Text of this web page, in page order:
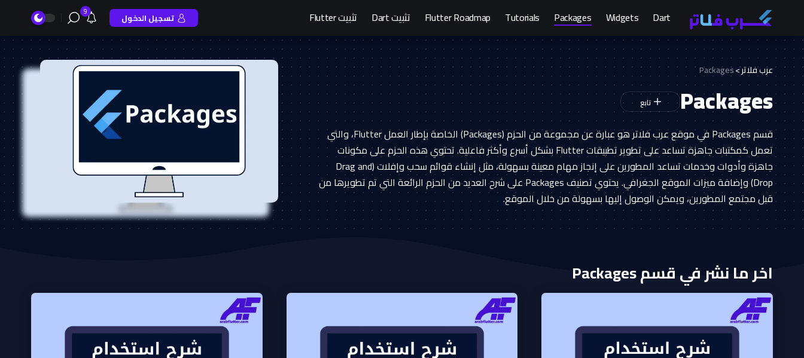
Dart
Widgets
Packages
Tutorials
Flutter Roadmap تثبيت Dart تثبيت Flutter تسجيل الدخول 9
عرب فلاتر>
Packages
Packages
قسم Packages في موقع عرب فلاتر هو عبارة عن مجموعة من الحزم (Packages) الخاصة بإطار العمل Flutter، والتي
تعمل كمكتبات جاهزة تساعد على تطوير تطبيقات Flutter بشكل أسرع وأكثر فاعلية. تحتوي هذه الحزم على مكونات
جاهزة وأدوات وخدمات تساعد المطورين على إنجاز مهام معينة بسهولة، مثل إنشاء قوائم سحب وإفلات (Drag and
Drop) وإضافة ميزات الموقع الجغرافي. يحتوي تصنيف Packages على شرح العديد من الحزم الرائعة التي تم تطويرها من
قبل مجتمع المطورين، ويمكن الوصول إليها بسهولة من خلال الموقع.
اخر ما نشر في قسم Packages